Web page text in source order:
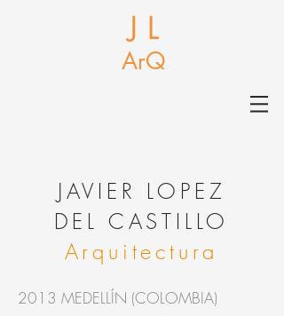
J L
ArQ
JAVIER LOPEZ
DEL CASTILLO
Arquitectura
2013 MEDELLÍN (COLOMBIA)